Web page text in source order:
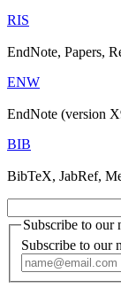
RIS
EndNote, Papers,
ENW
EndNote (version
BIB
BibTeX, JabRef,
Subscribe to our
Subscribe to our